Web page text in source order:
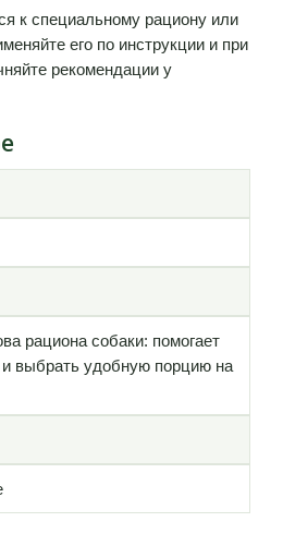
к специальному рациону или
его по инструкции и при
рекомендации у
рациона собаки: помогает
выбрать удобную порцию на